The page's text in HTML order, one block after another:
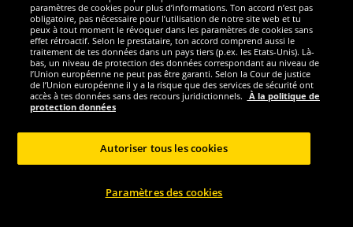
Réseaux sociaux
Tous droits réservés
paramètres de cookies pour plus d’informations. Ton accord n’est pas
obligatoire, pas nécessaire pour l’utilisation de notre site web et tu
peux à tout moment le révoquer dans les paramètres de cookies sans
effet rétroactif. Selon le prestataire, ton accord comprend aussi le
traitement de tes données dans un pays tiers (p.ex. les Etats-Unis). Là-
bas, un niveau de protection des données correspondant au niveau de
l’Union européenne ne peut pas être garanti. Selon la Cour de justice
de l’Union européenne il y a la risque que des services de sécurité ont
accès à tes données sans des recours juridictionnels. À la politique de
protection données
Paramètres des cookies
Autoriser tous les cookies